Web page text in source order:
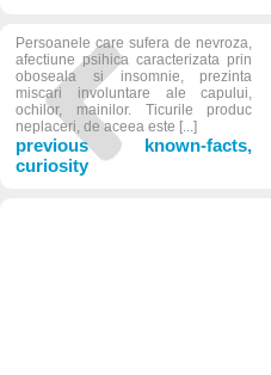
Persoanele care sufera de nevroza,
afectiune psihica caracterizata prin
oboseala si insomnie, prezinta
miscari involuntare ale capului,
ochilor, mainilor. Ticurile produc
neplaceri, de aceea este [...]
previous known-facts,
curiosity